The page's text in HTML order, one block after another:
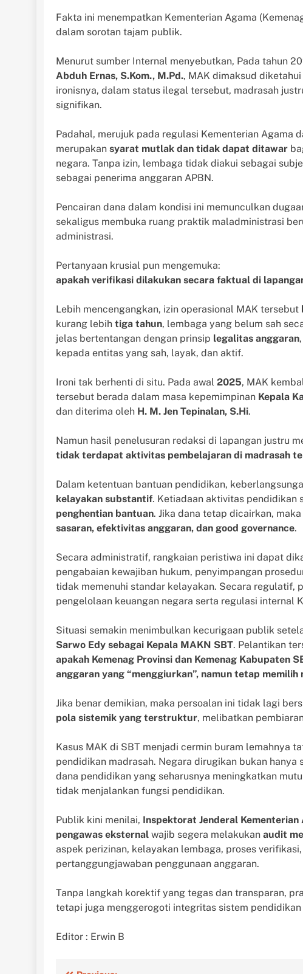
Fakta ini menempatkan Kementerian Agama
dalam sorotan tajam publik.
Menurut sumber Internal menyebutkan, Pada tahun
Abduh Ernas, S.Kom., M.Pd., MAK dimaksud diketahui
ironisnya, dalam status ilegal tersebut, madrasah
signifikan.
Padahal, merujuk pada regulasi Kementerian Agama
merupakan syarat mutlak dan tidak dapat ditawar
negara. Tanpa izin, lembaga tidak diakui sebagai
sebagai penerima anggaran APBN.
Pencairan dana dalam kondisi ini memunculkan
sekaligus membuka ruang praktik maladministrasi
administrasi.
Pertanyaan krusial pun mengemuka:
apakah verifikasi dilakukan secara faktual di
Lebih mencengangkan, izin operasional MAK tersebut
kurang lebih tiga tahun, lembaga yang belum sah
jelas bertentangan dengan prinsip legalitas anggaran
kepada entitas yang sah, layak, dan aktif.
Ironi tak berhenti di situ. Pada awal 2025, MAK
tersebut berada dalam masa kepemimpinan Kepala
dan diterima oleh H. M. Jen Tepinalan, S.Hi.
Namun hasil penelusuran redaksi di lapangan justru
tidak terdapat aktivitas pembelajaran di madrasah
Dalam ketentuan bantuan pendidikan,
kelayakan substantif. Ketiadaan aktivitas pendidikan
penghentian bantuan. Jika dana tetap dicairkan,
sasaran, efektivitas anggaran, dan good governance.
Secara administratif, rangkaian peristiwa ini dapat
pengabaian kewajiban hukum, penyimpangan
tidak memenuhi standar kelayakan. Secara regulatif,
pengelolaan keuangan negara serta regulasi internal
Situasi semakin menimbulkan kecurigaan publik
Sarwo Edy sebagai Kepala MAKN SBT. Pelantikan
apakah Kemenag Provinsi dan Kemenag Kabupaten
anggaran yang “menggiurkan”, namun tetap
Jika benar demikian, maka persoalan ini tidak lagi
pola sistemik yang terstruktur, melibatkan
Kasus MAK di SBT menjadi cermin buram lemahnya
pendidikan madrasah. Negara dirugikan bukan
dana pendidikan yang seharusnya meningkatkan
tidak menjalankan fungsi pendidikan.
Publik kini menilai, Inspektorat Jenderal Kementerian
pengawas eksternal wajib segera melakukan audit
aspek perizinan, kelayakan lembaga, proses
pertanggungjawaban penggunaan anggaran.
Tanpa langkah korektif yang tegas dan transparan,
tetapi juga menggerogoti integritas sistem
Editor : Erwin B